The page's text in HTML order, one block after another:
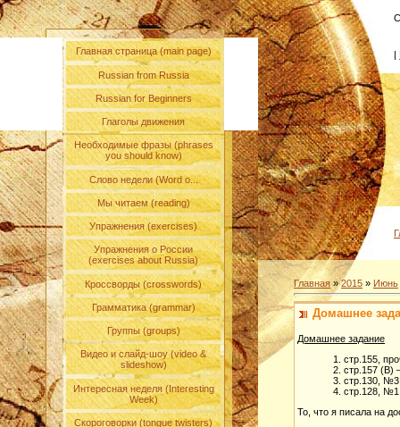
Главная страница (main page)
Russian from Russia
Russian for Beginners
Глаголы движения
Необходимые фразы (phrases
you should know)
Слово недели (Word o...
Мы читаем (reading)
Упражнения (exercises)
Упражнения о России
(exercises about Russia)
Кроссворды (crosswords)
Грамматика (grammar)
Группы (groups)
Видео и слайд-шоу (video &
slideshow)
Интересная неделя (Interesting
Week)
Скороговорки (tongue twisters)
|
Главная »2015 » Июнь
Домашнее
Домашнее задание
стр.155,
стр.157 (В)
стр.130,
стр.128, №1
То, что я писала на